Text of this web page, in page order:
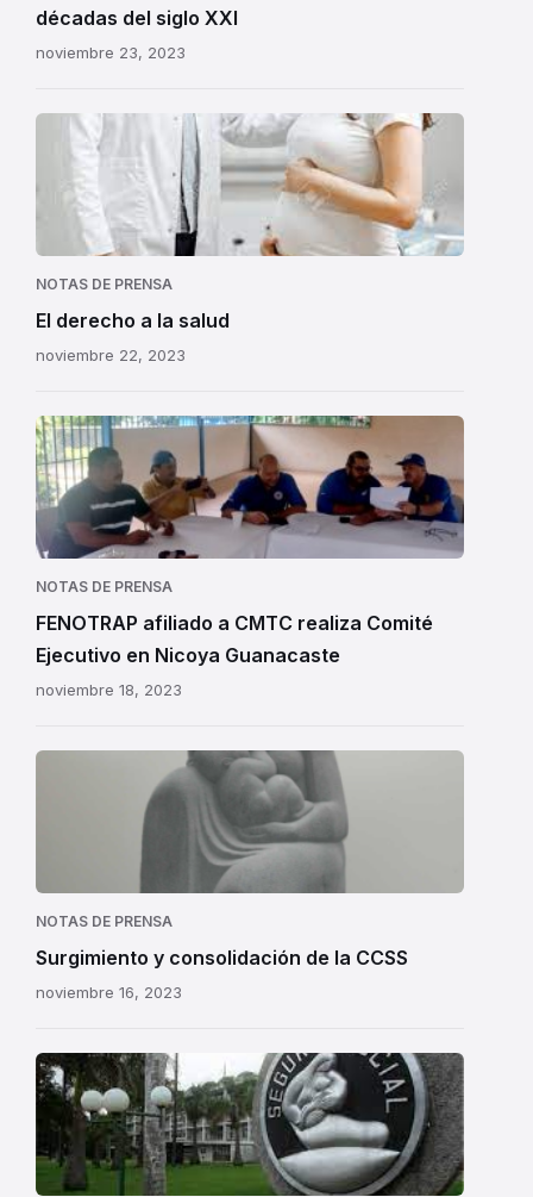
décadas del siglo XXI
noviembre 23, 2023
NOTAS DE PRENSA
El derecho a la salud
noviembre 22, 2023
NOTAS DE PRENSA
FENOTRAP afiliado a CMTC realiza Comité
Ejecutivo en Nicoya Guanacaste
noviembre 18, 2023
NOTAS DE PRENSA
Surgimiento y consolidación de la CCSS
noviembre 16, 2023